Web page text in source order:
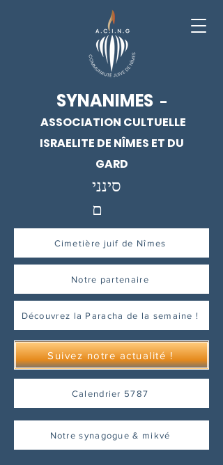
SYNANIMES -
ASSOCIATION CULTUELLE
ISRAELITE DE NÎMES ET DU
GARD
סינני
ם
Cimetière juif de Nîmes
Notre partenaire
Découvrez la Paracha de la semaine !
Suivez notre actualité !
Calendrier 5787
Notre synagogue & mikvé